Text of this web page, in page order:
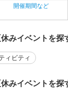
開催期間など
みイベントを探
ィビティ
みイベントを探